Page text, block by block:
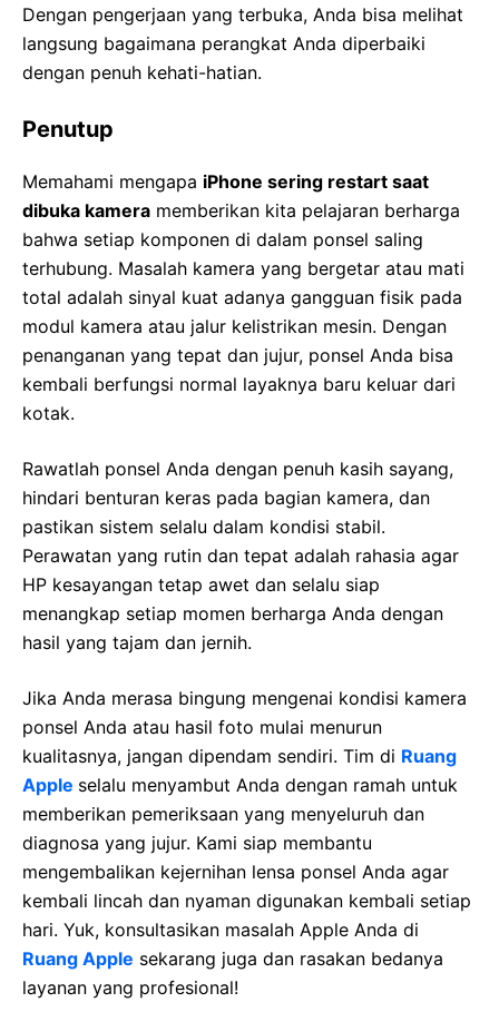
Dengan pengerjaan yang terbuka, Anda bisa melihat
langsung bagaimana perangkat Anda diperbaiki
dengan penuh kehati-hatian.
Penutup
Memahami mengapa iPhone sering restart saat
dibuka kamera memberikan kita pelajaran berharga
bahwa setiap komponen di dalam ponsel saling
terhubung. Masalah kamera yang bergetar atau mati
total adalah sinyal kuat adanya gangguan fisik pada
modul kamera atau jalur kelistrikan mesin. Dengan
penanganan yang tepat dan jujur, ponsel Anda bisa
kembali berfungsi normal layaknya baru keluar dari
kotak.
Rawatlah ponsel Anda dengan penuh kasih sayang,
hindari benturan keras pada bagian kamera, dan
pastikan sistem selalu dalam kondisi stabil.
Perawatan yang rutin dan tepat adalah rahasia agar
HP kesayangan tetap awet dan selalu siap
menangkap setiap momen berharga Anda dengan
hasil yang tajam dan jernih.
Jika Anda merasa bingung mengenai kondisi kamera
ponsel Anda atau hasil foto mulai menurun
kualitasnya, jangan dipendam sendiri. Tim di Ruang
Apple selalu menyambut Anda dengan ramah untuk
memberikan pemeriksaan yang menyeluruh dan
diagnosa yang jujur. Kami siap membantu
mengembalikan kejernihan lensa ponsel Anda agar
kembali lincah dan nyaman digunakan kembali setiap
hari. Yuk, konsultasikan masalah Apple Anda di
Ruang Apple sekarang juga dan rasakan bedanya
layanan yang profesional!